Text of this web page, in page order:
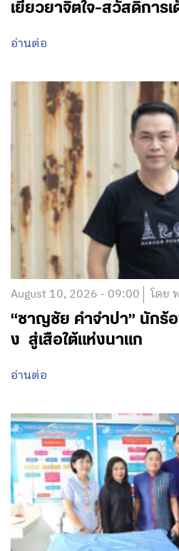
เยียวยาจิตใจ-สวัสดิการเ
อ่านต่อ
August 10, 2026 - 09:00 โดย
“ชาญชัย คำจำปา” นักร้
ง สู่เสือใต้แห่งนาแก
อ่านต่อ